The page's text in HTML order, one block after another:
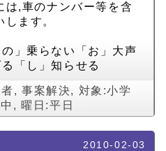
は,車のナンバー等を含
ます。
」乗らない「お」大声
「し」知らせる
,事案解決, 対象:小学
, 曜日:平日
2010-02-03